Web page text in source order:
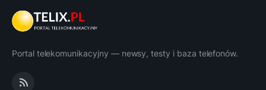
Portal telekomunikacyjny — newsy, testy i baza telefonów.